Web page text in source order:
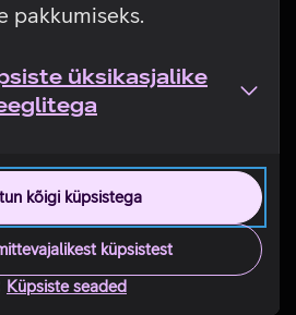
pakkumiseks.
üksikasjalike
kõigi küpsistega
küpsistest
Küpsiste seaded